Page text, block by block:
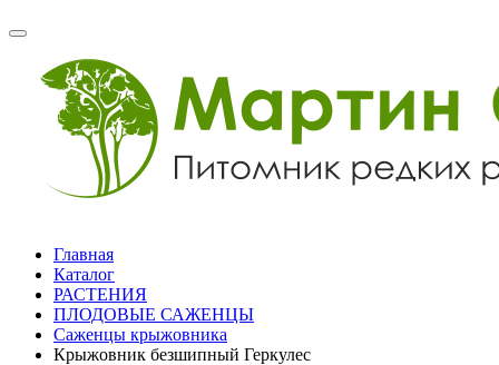
Главная
Каталог
РАСТЕНИЯ
ПЛОДОВЫЕ САЖЕНЦЫ
Саженцы крыжовника
Крыжовник безшипный Геркулес